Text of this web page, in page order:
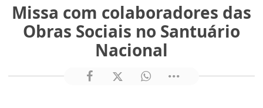
Missa com colaboradores das
Obras Sociais no Santuário
Nacional